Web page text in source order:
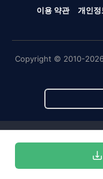
이용 약관 개인정
Copyright © 2010-2026
Magnific